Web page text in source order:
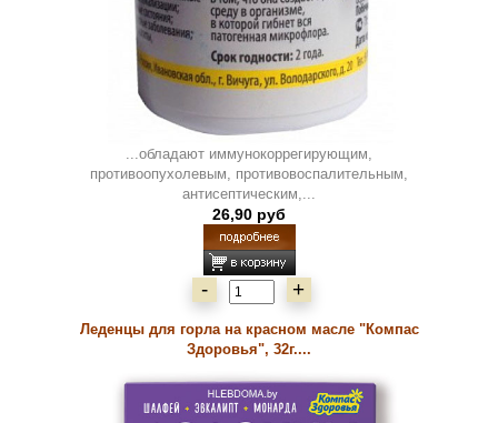
...обладают иммунокоррегирующим,
противоопухолевым, противовоспалительным,
антисептическим,...
26,90 руб
- +
Леденцы для горла на красном масле "Компас
Здоровья", 32г....